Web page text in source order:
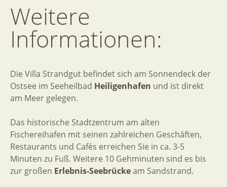
Weitere
Informationen:
Die Villa Strandgut befindet sich am Sonnendeck der
Ostsee im Seeheilbad Heiligenhafen und ist direkt
am Meer gelegen.
Das historische Stadtzentrum am alten
Fischereihafen mit seinen zahlreichen Geschäften,
Restaurants und Cafés erreichen Sie in ca. 3-5
Minuten zu Fuß. Weitere 10 Gehminuten sind es bis
zur großen Erlebnis-Seebrückeam Sandstrand.